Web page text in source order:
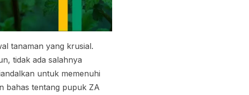
tanaman yang krusial.
tidak ada salahnya
untuk memenuhi
bahas tentang pupuk ZA